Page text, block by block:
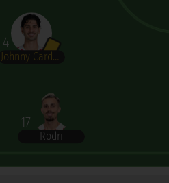
4
Johnny Cardoso
17
Rodri